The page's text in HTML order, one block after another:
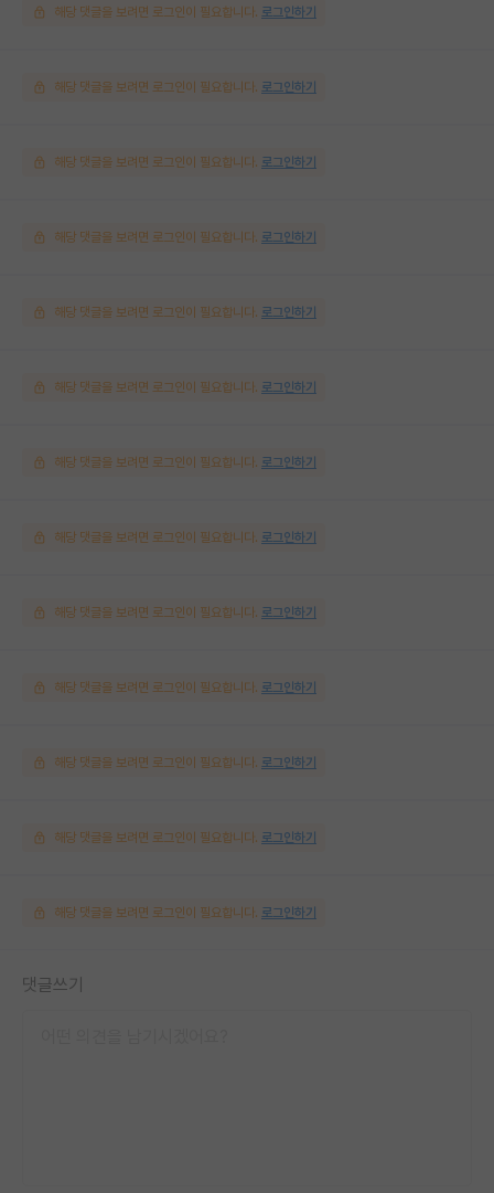
해당 댓글을 보려면 로그인이 필요합니다. 로그인하기
해당 댓글을 보려면 로그인이 필요합니다. 로그인하기
해당 댓글을 보려면 로그인이 필요합니다. 로그인하기
해당 댓글을 보려면 로그인이 필요합니다. 로그인하기
해당 댓글을 보려면 로그인이 필요합니다. 로그인하기
해당 댓글을 보려면 로그인이 필요합니다. 로그인하기
해당 댓글을 보려면 로그인이 필요합니다. 로그인하기
해당 댓글을 보려면 로그인이 필요합니다. 로그인하기
해당 댓글을 보려면 로그인이 필요합니다. 로그인하기
해당 댓글을 보려면 로그인이 필요합니다. 로그인하기
해당 댓글을 보려면 로그인이 필요합니다. 로그인하기
해당 댓글을 보려면 로그인이 필요합니다. 로그인하기
해당 댓글을 보려면 로그인이 필요합니다. 로그인하기
댓글쓰기